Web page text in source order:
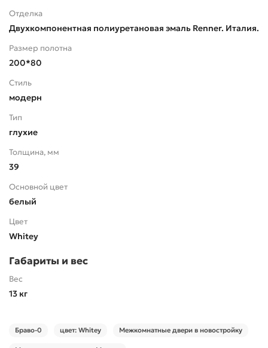
Отделка
Двухкомпонентная полиуретановая эмаль Renner. Италия.
Размер полотна
200*80
Стиль
модерн
Тип
глухие
Толщина, мм
39
Основной цвет
белый
Цвет
Whitey
Габариты и вес
Вес
13 кг
Браво-0 цвет: Whitey Межкомнатные двери в новостройку